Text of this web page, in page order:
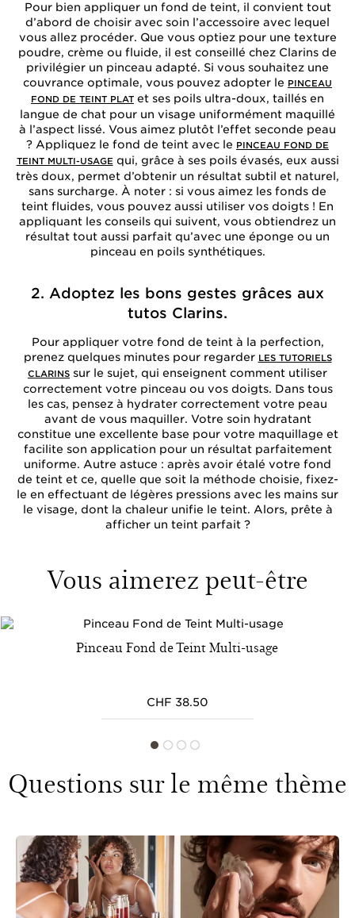
Pour bien appliquer un fond de teint, il convient tout
d’abord de choisir avec soin l’accessoire avec lequel
vous allez procéder. Que vous optiez pour une texture
poudre, crème ou fluide, il est conseillé chez Clarins de
privilégier un pinceau adapté. Si vous souhaitez une
couvrance optimale, vous pouvez adopter le PINCEAU
FOND DE TEINT PLAT et ses poils ultra-doux, taillés en
langue de chat pour un visage uniformément maquillé
à l’aspect lissé. Vous aimez plutôt l’effet seconde peau
? Appliquez le fond de teint avec le PINCEAU FOND DE
TEINT MULTI-USAGE qui, grâce à ses poils évasés, eux aussi
très doux, permet d’obtenir un résultat subtil et naturel,
sans surcharge. À noter : si vous aimez les fonds de
teint fluides, vous pouvez aussi utiliser vos doigts ! En
appliquant les conseils qui suivent, vous obtiendrez un
résultat tout aussi parfait qu’avec une éponge ou un
pinceau en poils synthétiques.
2. Adoptez les bons gestes grâces aux
tutos Clarins.
Pour appliquer votre fond de teint à la perfection,
prenez quelques minutes pour regarder LES TUTORIELS
CLARINS sur le sujet, qui enseignent comment utiliser
correctement votre pinceau ou vos doigts. Dans tous
les cas, pensez à hydrater correctement votre peau
avant de vous maquiller. Votre soin hydratant
constitue une excellente base pour votre maquillage et
facilite son application pour un résultat parfaitement
uniforme. Autre astuce : après avoir étalé votre fond
de teint et ce, quelle que soit la méthode choisie, fixez-
le en effectuant de légères pressions avec les mains sur
le visage, dont la chaleur unifie le teint. Alors, prête à
afficher un teint parfait ?
Vous aimerez peut-être
Pinceau Fond de Teint Multi-usage
CHF 38.50
Questions sur le même thème